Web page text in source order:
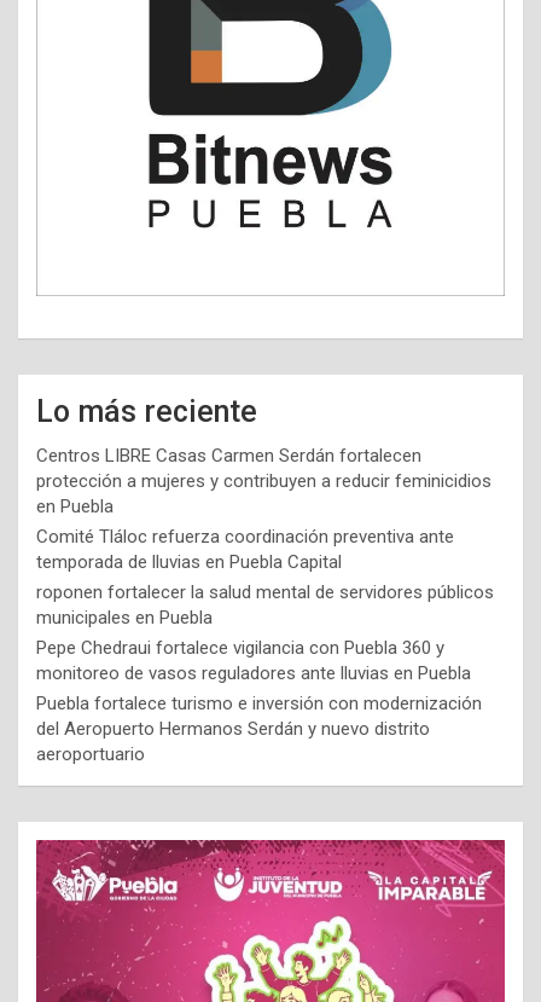
Lo más reciente
Centros LIBRE Casas Carmen Serdán fortalecen
protección a mujeres y contribuyen a reducir feminicidios
en Puebla
Comité Tláloc refuerza coordinación preventiva ante
temporada de lluvias en Puebla Capital
roponen fortalecer la salud mental de servidores públicos
municipales en Puebla
Pepe Chedraui fortalece vigilancia con Puebla 360 y
monitoreo de vasos reguladores ante lluvias en Puebla
Puebla fortalece turismo e inversión con modernización
del Aeropuerto Hermanos Serdán y nuevo distrito
aeroportuario